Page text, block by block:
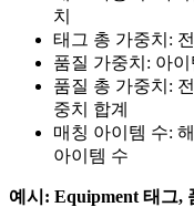
치
태그 총 가중치:
품질 가중치: 아
품질 총 가중치:
중치 합계
매칭 아이템 수:
아이템 수
예시: Equipment 태그,